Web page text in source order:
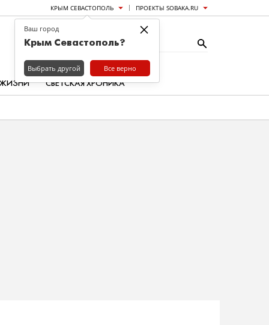
КРЫМ СЕВАСТОПОЛЬ ПРОЕКТЫ SOBAKA.RU
СВЕТСКАЯ ХРОНИКА
×
Ваш город
Крым Севастополь?
Выбрать другой Все верно